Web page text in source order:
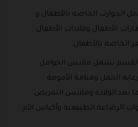
الجوارب الخاصة بالأطفال و
الأطفال وقلادات الأطفال
الخاصة بالأطفال.
القسم يشمل ملابس الحوامل
الحمل ومنامة الأمومة
بعد الولادة وملابس التمريض
الرضاعة الطبيعية وأكياس الأم.